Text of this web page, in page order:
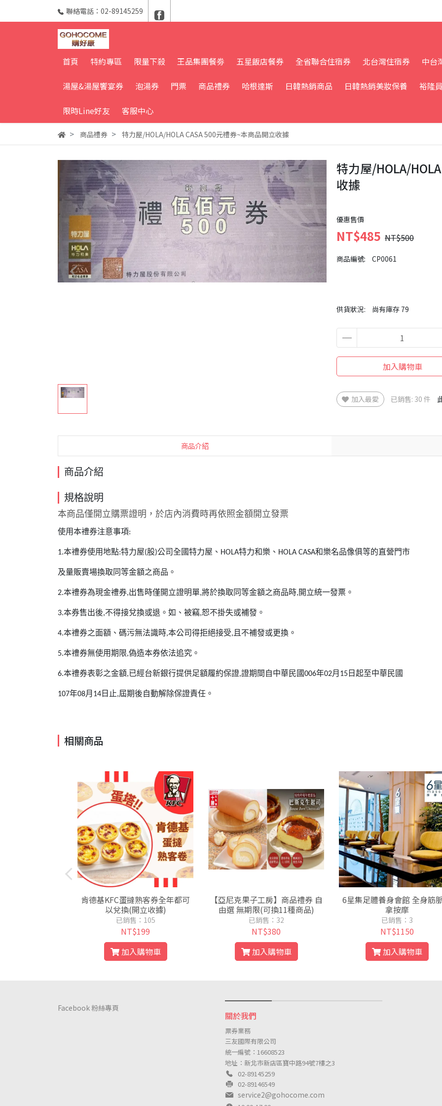
聯絡電話：02-89145259
首頁 特約專區 限量下殺 王品集團餐劵 五星飯店餐券 全省聯合住宿券 北台灣住宿券 中台
湯屋&湯屋饗宴券 泡湯券 門票 商品禮券 哈根達斯 日韓熱銷商品 日韓熱銷美妝保養 裕隆
限時Line好友 客服中心
商品禮券 特力屋/HOLA/HOLA CASA 500元禮券~本商品開立收據
特力屋/HOLA/
收據
優惠售價
NT$485 NT$500
商品編號: CP0061
供貨狀況: 尚有庫存 79
加入購物車
加入最愛 已銷售: 30 件
商品介紹
商品介紹
規格說明
本商品僅開立購票證明，於店內消費時再依照金額開立發票
使用本禮券注意事項:
1.本禮券使用地點:特力屋(股)公司全國特力屋、 HOLA特力和樂、 HOLA CASA和樂名品像俱等的直營門市
及量販賣場換取同等金額之商品。
2.本禮券為現金禮券,出售時僅開立證明單,將於換取同等金額之商品時,開立統一發票。
3.本券售出後,不得接兌換或退。如、被竊,恕不掛失或補發。
4.本禮券之面額、碼污無法識時,本公司得拒絕接受, 且不補發或更換。
5.本禮券無使用期限,偽造本券依法追究。
6.本禮券表彰之金額,已經台新銀行提供足額履約保證,證期間自中華民國006年02月 15 日起至中華民國
107年08月 14 日止,屆期後自動解除保證責任。
相關商品
肯德基KFC蛋撻熟客券全年都可
以兌換(開立收據)
已銷售：105
NT$199
加入購物車
【亞尼克果子工房】商品禮券 自
由選 無期限(可換11種商品)
已銷售：32
NT$380
加入購物車
6星集足體養身會館 全身筋
拿按摩
已銷售：3
NT$1150
加入購物車
關於我們
票券業務
三友國際有限公司
統一編號：16608523
地址：新北市新店區寶中路94號7樓之3
02-89145259
02-89146549
service2@gohocome.com
Facebook 粉絲專頁